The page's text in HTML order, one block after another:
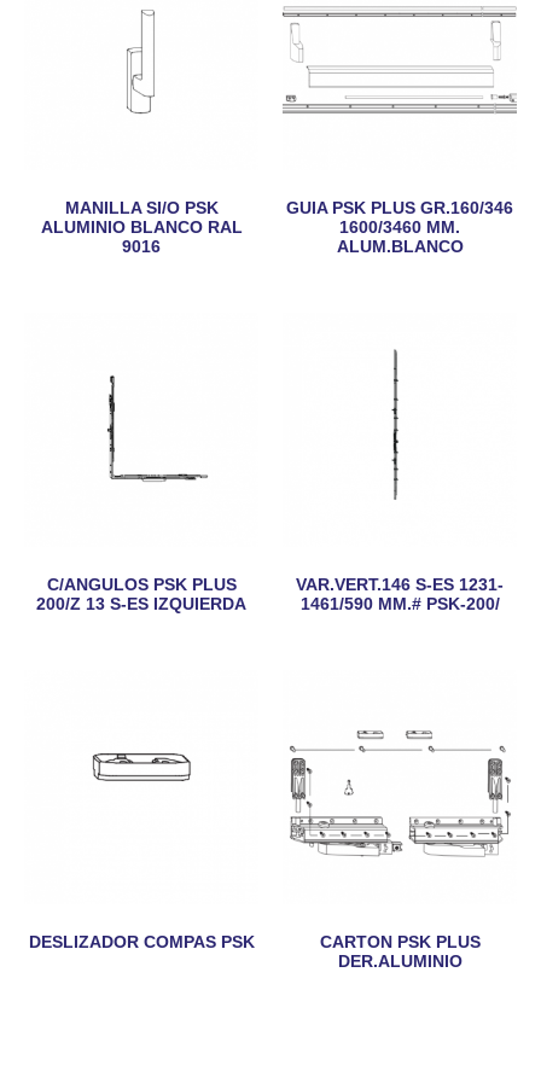
MANILLA SI/O PSK
ALUMINIO BLANCO RAL
9016
GUIA PSK PLUS GR.160/346
1600/3460 MM.
ALUM.BLANCO
C/ANGULOS PSK PLUS
200/Z 13 S-ES IZQUIERDA
VAR.VERT.146 S-ES 1231-
1461/590 MM.# PSK-200/
DESLIZADOR COMPAS PSK
CARTON PSK PLUS
DER.ALUMINIO